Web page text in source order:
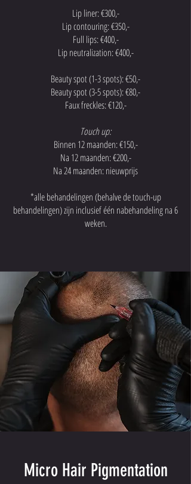
Lip liner: €300,-
Lip contouring: €350,-
Full lips: €400,-
Lip neutralization: €400,-
Beauty spot (1-3 spots): €50,-
Beauty spot (3-5 spots): €80,-
Faux freckles: €120,-
Touch up:
Binnen 12 maanden: €150,-
Na 12 maanden: €200,-
Na 24 maanden: nieuwprijs
*alle behandelingen (behalve de touch-up
behandelingen) zijn inclusief één nabehandeling na 6
weken.
Micro Hair Pigmentation